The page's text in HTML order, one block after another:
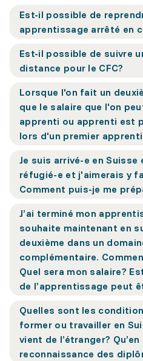
Est-il possible de
apprentissage arrêté en
Est-il possible de suivre
distance pour le CFC?
Lorsque l'on fait un
que le salaire que l'on
apprenti ou apprenti est
lors d'un premier
Je suis arrivé-e en Suisse
réfugié-e et j'aimerais y
Comment puis-je me
J’ai terminé mon
souhaite maintenant en
deuxième dans un
complémentaire.
Quel sera mon salaire?
de l’apprentissage peut
Quelles sont les
former ou travailler en
vient de l’étranger?
reconnaissance des